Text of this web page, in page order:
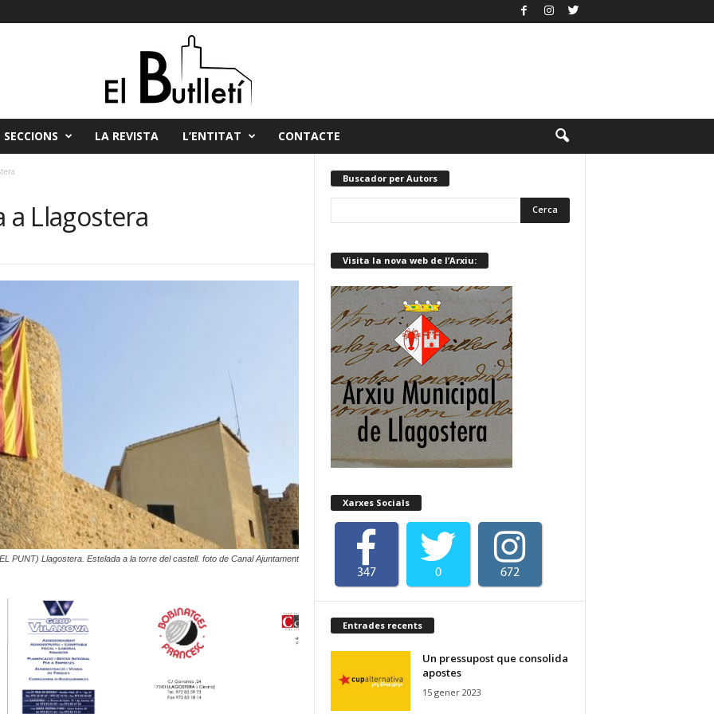
SECCIONS LA REVISTA L’ENTITAT CONTACTE
Llagostera
PUNT) Llagostera. Estelada a la torre del castell. foto de Canal Ajuntament
Buscador per Autors
Visita la nova web de l’Arxiu:
Xarxes Socials
347 0 672
Entrades recents
Un pressupost que consolida
apostes
15 gener 2023